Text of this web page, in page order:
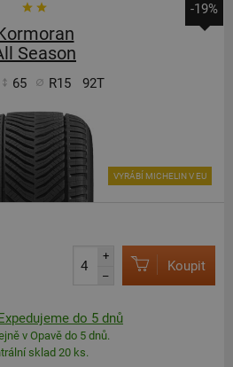
-19%
Season
65 R15 92T
VYRÁBÍ MICHELIN V EU
+
–
Koupit
do 5 dnů
v Opavě do 5 dnů.
sklad 20 ks.